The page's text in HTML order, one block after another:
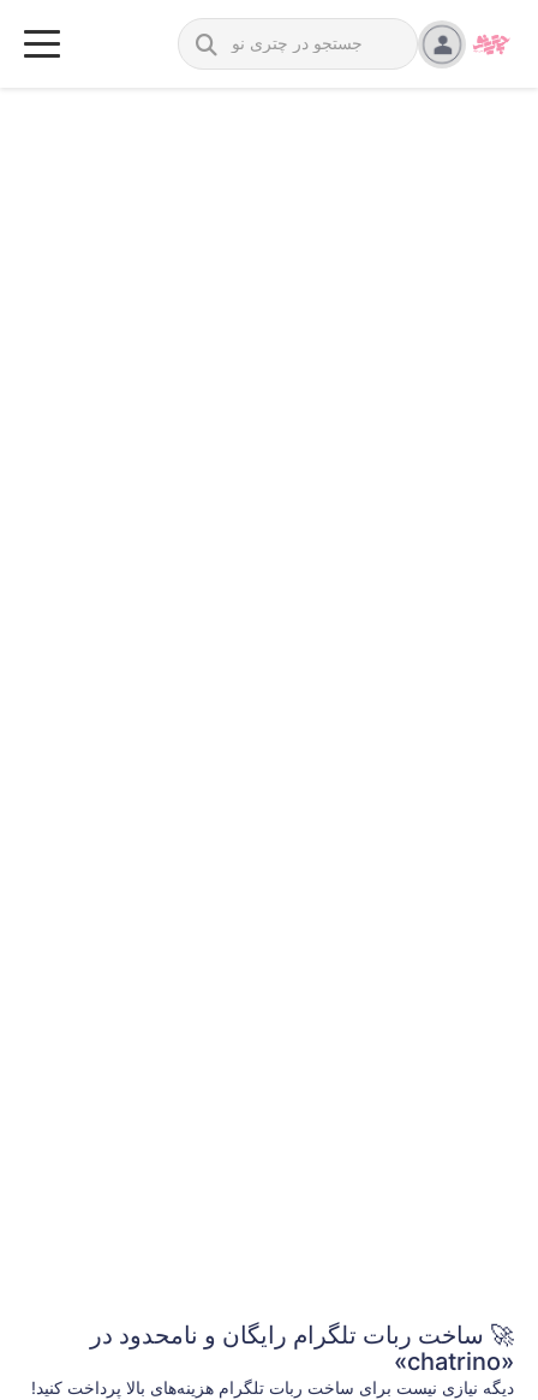
🚀 ساخت ربات تلگرام رایگان و نامحدود در
«chatrino»
دیگه نیازی نیست برای ساخت ربات تلگرام هزینه‌های بالا پرداخت کنید!